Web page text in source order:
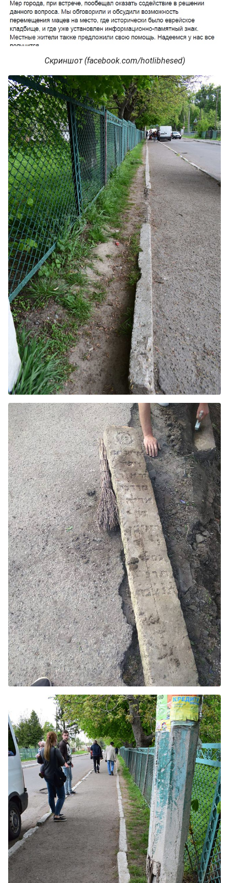
Скриншот (facebook.com/hotlibhesed)